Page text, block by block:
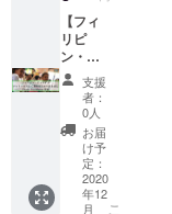
6月30
日)
降り次
第迅速
に再会
する所
存では
ござい
ます
が、こ
ちらの
状況を
ご理解
お世話
になっ
たドゥ
マゲテ
のため
にも、
せめて1
日、お
なか
いっぱ
いに
は除き
ます。)
・１日
のスケ
ジュー
ルはこ
ちらを
ご参照
くださ
い。
https://
【フィ
リピ
ン・
ドゥマ
ゲテの
ゲスト
ハウス
にて、
現地の
人々へ
炊き出
支援
者：
0人
お届
け予
定：
2020
年12
月
こ